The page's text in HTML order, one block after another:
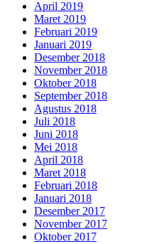
April 2019
Maret 2019
Februari 2019
Januari 2019
Desember 2018
November 2018
Oktober 2018
September 2018
Agustus 2018
Juli 2018
Juni 2018
Mei 2018
April 2018
Maret 2018
Februari 2018
Januari 2018
Desember 2017
November 2017
Oktober 2017